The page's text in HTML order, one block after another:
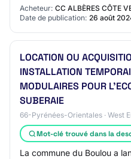
énergétique à travers des
Acheteur: CC ALBÈRES CÔTE
Date de publication: 26 août
LOCATION OU
INSTALLATION
MODULAIRES POUR
SUBERAIE
66-Pyrénées-Orientales · West
Mot-clé trouvé dans la
La commune du Boulou a